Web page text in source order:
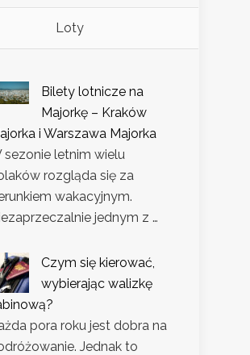
Loty
Bilety lotnicze na
Majorkę – Kraków
i Warszawa Majorka
sezonie letnim wielu
rozgląda się za
wakacyjnym.
jednym z …
Czym się kierować,
wybierając walizkę
pora roku jest dobra na
Jednak to